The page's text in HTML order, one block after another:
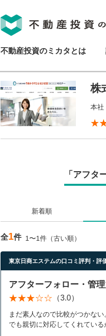
不動産投資のミカタとは
株
本社
「アフタ
新着順
全1件 1〜1件（古い順）
東京日商エステムの口コミ評判・評
アフターフォロー・管理
（3.0）
まだ素人なので比較がつかない
でも親切に対応してくれている